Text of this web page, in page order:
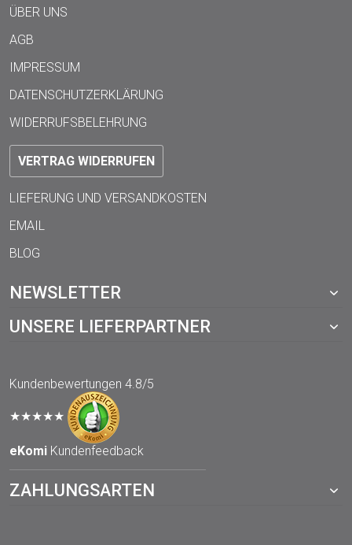
ÜBER UNS
AGB
IMPRESSUM
DATENSCHUTZERKLÄRUNG
WIDERRUFSBELEHRUNG
VERTRAG WIDERRUFEN
LIEFERUNG UND VERSANDKOSTEN
EMAIL
BLOG
NEWSLETTER
UNSERE LIEFERPARTNER
Kundenbewertungen 4.8/5
★★★★★
eKomi Kundenfeedback
ZAHLUNGSARTEN